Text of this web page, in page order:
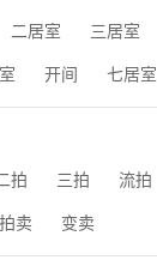
二居室 三居室
开间 七居室
拍 三拍 流拍
卖 变卖